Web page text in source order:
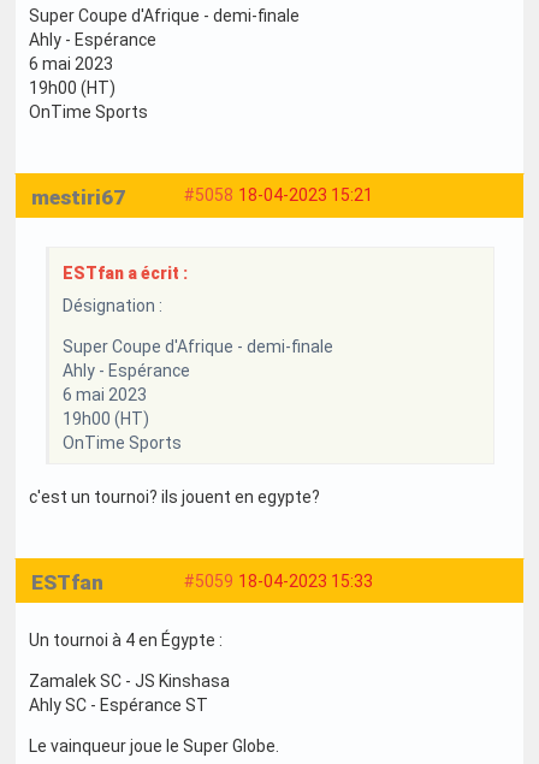
Super Coupe d'Afrique - demi-finale
Ahly - Espérance
6 mai 2023
19h00 (HT)
OnTime Sports
#5058 18-04-2023 15:21
mestiri67
ESTfan a écrit :
Désignation :
Super Coupe d'Afrique - demi-finale
Ahly - Espérance
6 mai 2023
19h00 (HT)
OnTime Sports
c'est un tournoi? ils jouent en egypte?
#5059 18-04-2023 15:33
ESTfan
Un tournoi à 4 en Égypte :
Zamalek SC - JS Kinshasa
Ahly SC - Espérance ST
Le vainqueur joue le Super Globe.